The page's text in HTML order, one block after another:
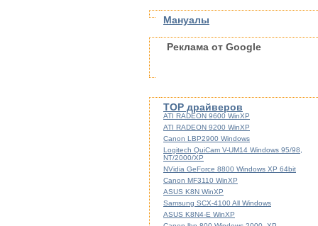
Мануалы
Реклама от Google
TOP драйверов
ATI RADEON 9600 WinXP
ATI RADEON 9200 WinXP
Canon LBP2900 Windows
Logitech QuiCam V-UM14 Windows 95/98,
NT/2000/XP
NVidia GeForce 8800 Windows XP 64bit
Canon MF3110 WinXP
ASUS K8N WinXP
Samsung SCX-4100 All Windows
ASUS K8N4-E WinXP